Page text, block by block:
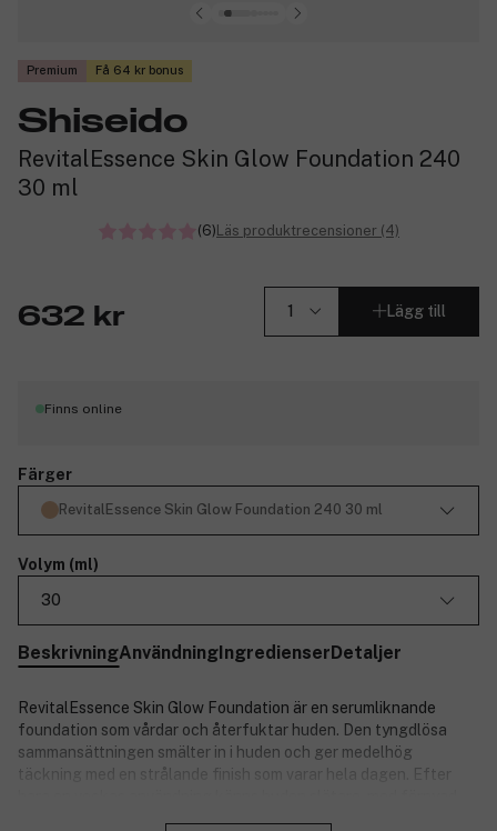
Premium Få 64 kr bonus
Shiseido
RevitalEssence Skin Glow Foundation 240
30 ml
(6)Läs produktrecensioner (4)
632 kr Lägg till
Finns online
Färger
RevitalEssence Skin Glow Foundation 240 30 ml
Volym (ml)
30
BeskrivningAnvändningIngredienserDetaljer
RevitalEssence Skin Glow Foundation är en serumliknande
foundation som vårdar och återfuktar huden. Den tyngdlösa
sammansättningen smälter in i huden och ger medelhög
täckning med en strålande finish som varar hela dagen. Efter